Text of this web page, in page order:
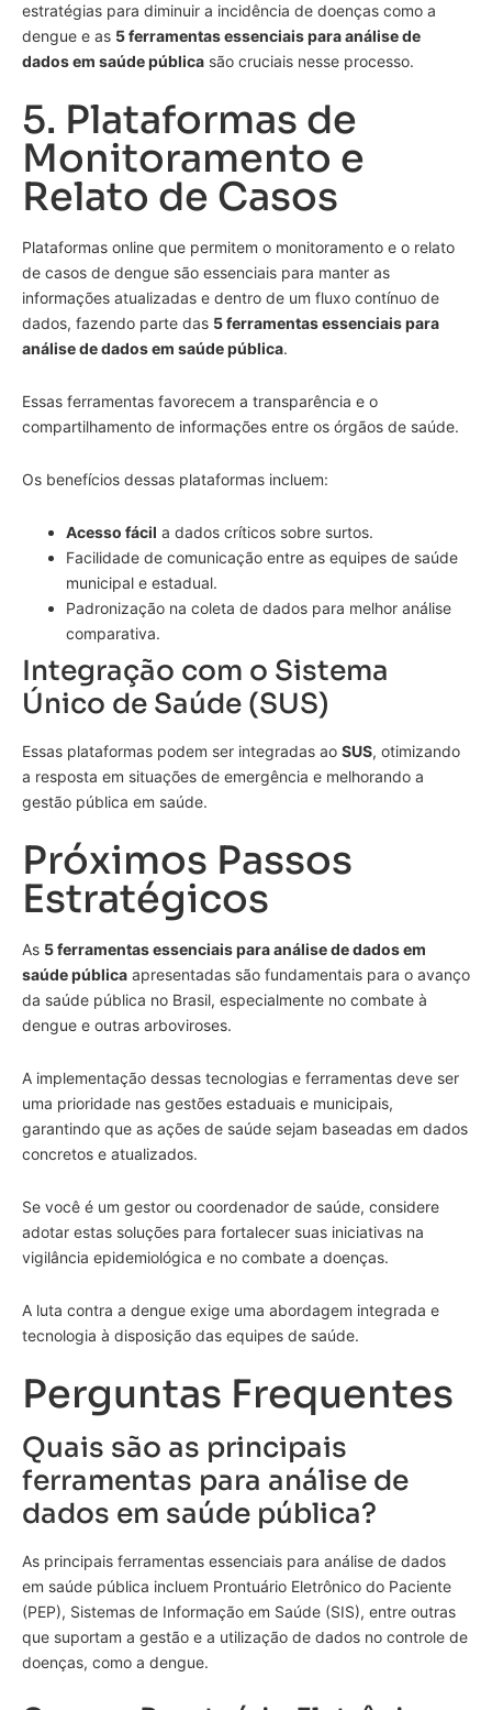
estratégias para diminuir a incidência de doenças como a
dengue e as 5 ferramentas essenciais para análise de
dados em saúde pública são cruciais nesse processo.
5. Plataformas de
Monitoramento e
Relato de Casos
Plataformas online que permitem o monitoramento e o relato
de casos de dengue são essenciais para manter as
informações atualizadas e dentro de um fluxo contínuo de
dados, fazendo parte das 5 ferramentas essenciais para
análise de dados em saúde pública.
Essas ferramentas favorecem a transparência e o
compartilhamento de informações entre os órgãos de saúde.
Os benefícios dessas plataformas incluem:
Acesso fácil a dados críticos sobre surtos.
Facilidade de comunicação entre as equipes de saúde
municipal e estadual.
Padronização na coleta de dados para melhor análise
comparativa.
Integração com o Sistema
Único de Saúde (SUS)
Essas plataformas podem ser integradas ao SUS, otimizando
a resposta em situações de emergência e melhorando a
gestão pública em saúde.
Próximos Passos
Estratégicos
As 5 ferramentas essenciais para análise de dados em
saúde pública apresentadas são fundamentais para o avanço
da saúde pública no Brasil, especialmente no combate à
dengue e outras arboviroses.
A implementação dessas tecnologias e ferramentas deve ser
uma prioridade nas gestões estaduais e municipais,
garantindo que as ações de saúde sejam baseadas em dados
concretos e atualizados.
Se você é um gestor ou coordenador de saúde, considere
adotar estas soluções para fortalecer suas iniciativas na
vigilância epidemiológica e no combate a doenças.
A luta contra a dengue exige uma abordagem integrada e
tecnologia à disposição das equipes de saúde.
Perguntas Frequentes
Quais são as principais
ferramentas para análise de
dados em saúde pública?
As principais ferramentas essenciais para análise de dados
em saúde pública incluem Prontuário Eletrônico do Paciente
(PEP), Sistemas de Informação em Saúde (SIS), entre outras
que suportam a gestão e a utilização de dados no controle de
doenças, como a dengue.